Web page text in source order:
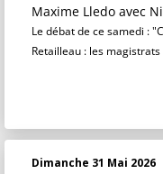
Maxime Lledo avec
Le débat de ce samedi :
Retailleau : les
Dimanche 31 Mai 2026